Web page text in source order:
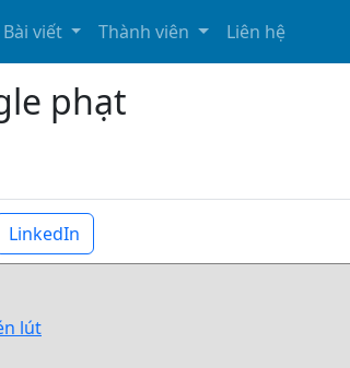
Bài viết Thành viên Liên hệ
phạt
LinkedIn
lút